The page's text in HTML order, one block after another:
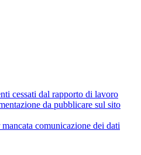
cessati dal rapporto di lavoro
da pubblicare sul sito
comunicazione dei dati